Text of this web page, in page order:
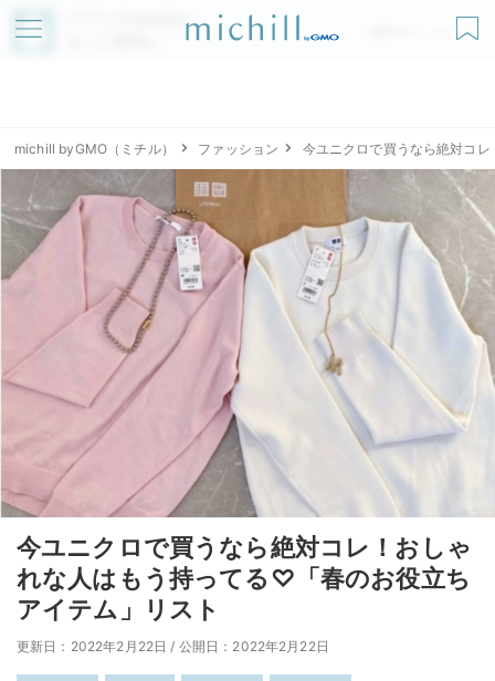
アプリでmichillが
無料ダウンロード
michill byGMO（ミチル） ファッション 今ユニクロで買うなら絶対コ
今ユニクロで買うなら絶対コレ！おしゃ
れな人はもう持ってる♡「春のお役立ち
アイテム」リスト
更新日：2022年2月22日 / 公開日：2022年2月22日